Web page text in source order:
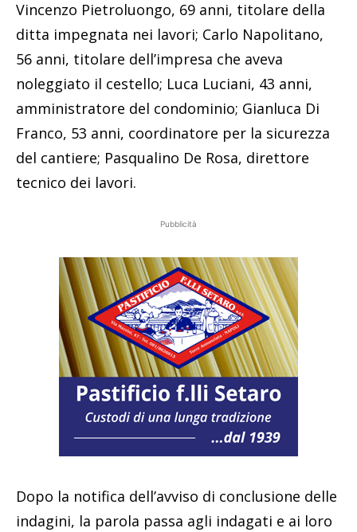
Vincenzo Pietroluongo, 69 anni, titolare della
ditta impegnata nei lavori; Carlo Napolitano,
56 anni, titolare dell’impresa che aveva
noleggiato il cestello; Luca Luciani, 43 anni,
amministratore del condominio; Gianluca Di
Franco, 53 anni, coordinatore per la sicurezza
del cantiere; Pasqualino De Rosa, direttore
tecnico dei lavori.
Pubblicità
Dopo la notifica dell’avviso di conclusione delle
indagini, la parola passa agli indagati e ai loro